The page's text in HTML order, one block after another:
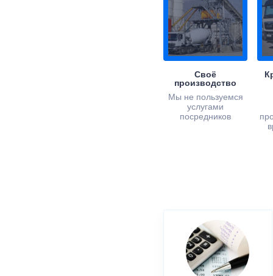
Своё
производство
Мы не пользуемся
услугами
посредников